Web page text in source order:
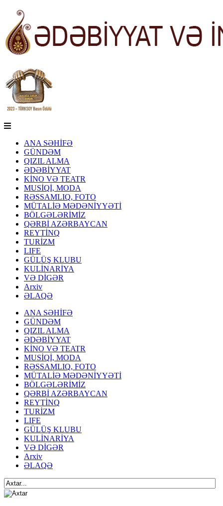
ANA SƏHİFƏ
GÜNDƏM
QIZIL ALMA
ƏDƏBİYYAT
KİNO VƏ TEATR
MUSİQİ, MODA
RƏSSAMLIQ, FOTO
MÜTALİƏ MƏDƏNİYYƏTİ
BÖLGƏLƏRİMİZ
QƏRBİ AZƏRBAYCAN
REYTİNQ
TURİZM
LIFE
GÜLÜŞ KLUBU
KULİNARİYA
VƏ DİGƏR
Arxiv
ƏLAQƏ
ANA SƏHİFƏ
GÜNDƏM
QIZIL ALMA
ƏDƏBİYYAT
KİNO VƏ TEATR
MUSİQİ, MODA
RƏSSAMLIQ, FOTO
MÜTALİƏ MƏDƏNİYYƏTİ
BÖLGƏLƏRİMİZ
QƏRBİ AZƏRBAYCAN
REYTİNQ
TURİZM
LIFE
GÜLÜŞ KLUBU
KULİNARİYA
VƏ DİGƏR
Arxiv
ƏLAQƏ